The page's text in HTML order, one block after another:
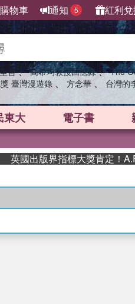
購物車 通知 5 紅利
吾 、 高希均教授回憶錄 、 The
臺灣漫遊錄 、 方念華 、 台灣的
東大 電子書
英國出版界指標大獎肯定！